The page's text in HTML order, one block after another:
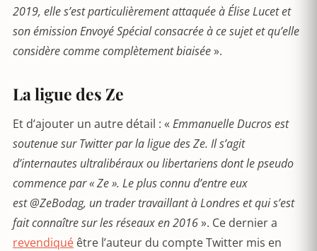
2019, elle s’est particulièrement attaquée à Élise Lucet et
son émission Envoyé Spécial consacrée à ce sujet et qu’elle
considère comme complètement biaisée».
La ligue des Ze
Et d’ajouter un autre détail : « Emmanuelle Ducros est
soutenue sur Twitter par la ligue des Ze. Il s’agit
d’internautes ultralibéraux ou libertariens dont le pseudo
commence par « Ze ». Le plus connu d’entre eux
est @ZeBodag, un trader travaillant à Londres et qui s’est
fait connaître sur les réseaux en 2016». Ce dernier a
revendiqué être l’auteur du compte Twitter mis en